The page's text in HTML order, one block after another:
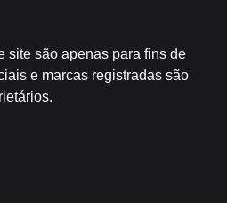
site são apenas para fins de
e marcas registradas são